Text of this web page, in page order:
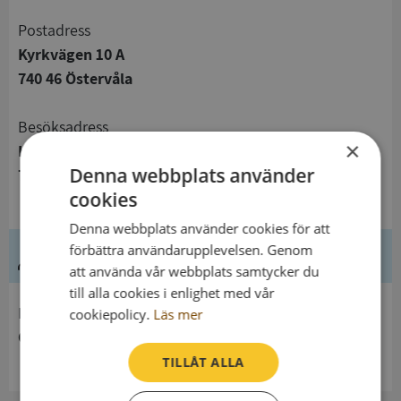
Postadress
Kyrkvägen 10 A
740 46 Östervåla
Besöksadress
Kyrkvägen 10 A
740 46 Östervåla
Ledning
Innehavare
Östervåla-Harbo pastorat
×
Denna webbplats använder
cookies
Denna webbplats använder cookies för att
förbättra användarupplevelsen. Genom
att använda vår webbplats samtycker du
till alla cookies i enlighet med vår
cookiepolicy. Läs mer
TILLÅT ALLA